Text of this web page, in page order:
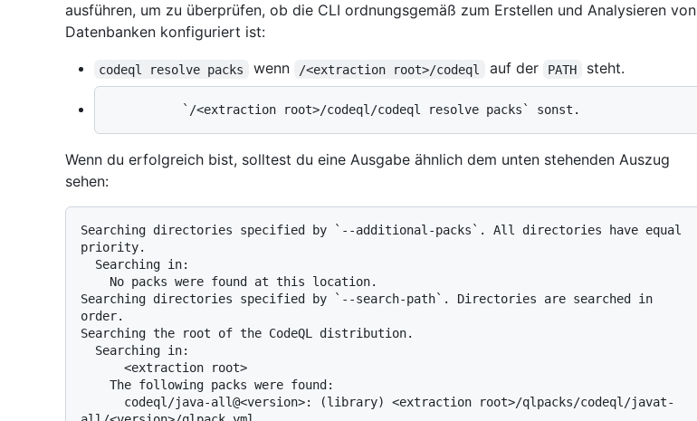
ausführen, um zu überprüfen, ob die CLI ordnungsgemäß zum Erstellen und Analysieren von
Datenbanken konfiguriert ist:
codeql resolve packs wenn /<extraction root>/codeql auf der PATH steht.
Wenn du erfolgreich bist, solltest du eine Ausgabe ähnlich dem unten stehenden Auszug
sehen:
Searching directories specified by `--additional-packs`. All directories have equal
priority.
Searching directories specified by `--search-path`. Directories are searched in
order.
Searching the root of the CodeQL distribution.